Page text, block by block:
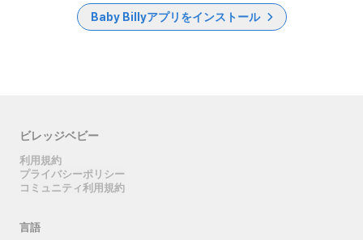
Baby Billyアプリをインストール
ビレッジベビー
利用規約
プライバシーポリシー
コミュニティ利用規約
言語